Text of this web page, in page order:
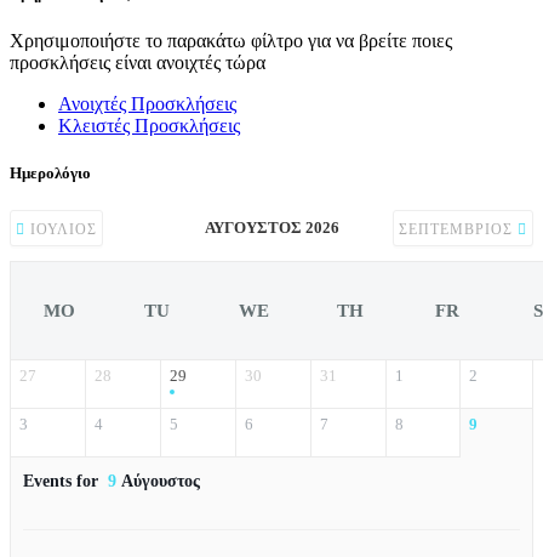
Χρησιμοποιήστε το παρακάτω φίλτρο για να βρείτε ποιες
προσκλήσεις είναι ανοιχτές τώρα
Ανοιχτές Προσκλήσεις
Κλειστές Προσκλήσεις
Ημερολόγιο
ΙΟΎΛΙΟΣ ΑΎΓΟΥΣΤΟΣ 2026 ΣΕΠΤΈΜΒΡΙΟΣ
MO TU WE TH FR
27 28 29 30 31 1 2
3 4 5 6 7 8 9
Events for 9 Αύγουστος